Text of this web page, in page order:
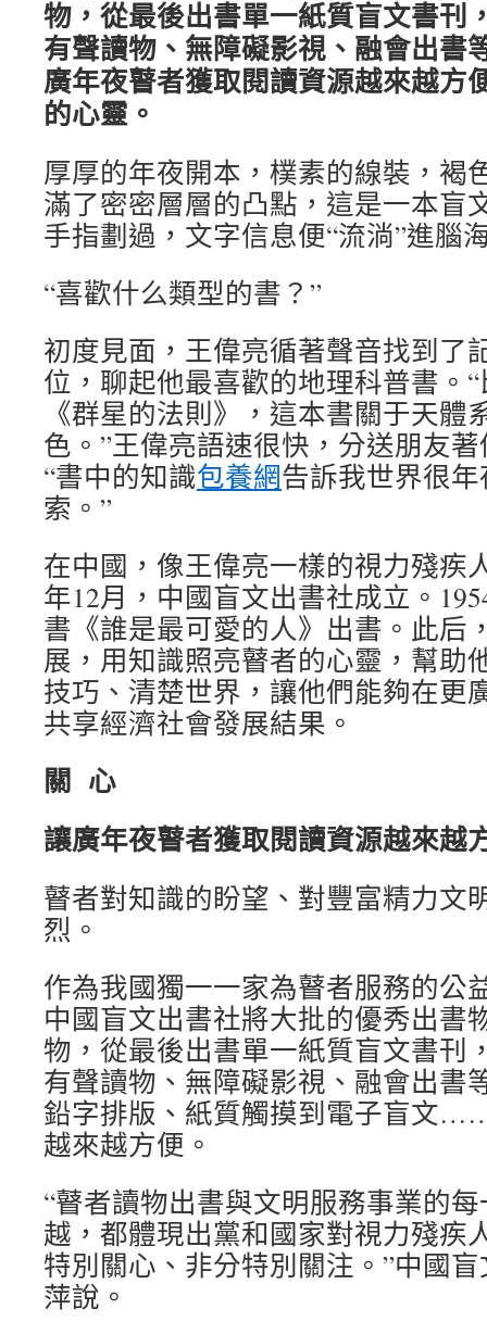
物，從最後出書單一紙質盲文書刊
有聲讀物、無障礙影視、融會出書
廣年夜瞽者獲取閱讀資源越來越方
的心靈。
厚厚的年夜開本，樸素的線裝，褐
滿了密密層層的凸點，這是一本盲
手指劃過，文字信息便“流淌”進腦
“喜歡什么類型的書？”
初度見面，王偉亮循著聲音找到了
位，聊起他最喜歡的地理科普書。
《群星的法則》，這本書關于天體
色。”王偉亮語速很快，分送朋友
“書中的知識包養網告訴我世界很
索。”
在中國，像王偉亮一樣的視力殘疾
年12月，中國盲文出書社成立。
書《誰是最可愛的人》出書。此后
展，用知識照亮瞽者的心靈，幫助
技巧、清楚世界，讓他們能夠在更
共享經濟社會發展結果。
關 心
讓廣年夜瞽者獲取閱讀資源越來越
瞽者對知識的盼望、對豐富精力文
烈。
作為我國獨一一家為瞽者服務的公
中國盲文出書社將大批的優秀出書
物，從最後出書單一紙質盲文書刊
有聲讀物、無障礙影視、融會出書
鉛字排版、紙質觸摸到電子盲文
越來越方便。
“瞽者讀物出書與文明服務事業的
越，都體現出黨和國家對視力殘疾
特別關心、非分特別關注。”中國
萍說。